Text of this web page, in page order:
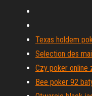
Texas holdem
Selection des
Czy poker online
Bee poker 92